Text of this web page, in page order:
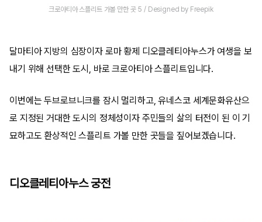
크로아티아 스플리트 가볼 만한 곳 5 / Designed by Freepik
달마티아 지방의 심장이자 로마 황제 디오클레티아누스가 여생을 보
내기 위해 선택한 도시, 바로 크로아티아 스플리트입니다.
이번에는 두브로브니크를 잠시 멀리하고, 유네스코 세계문화유산으
로 지정된 거대한 도시의 정체성이자 주민들의 삶의 터전이 된 이 기
묘하고도 환상적인 스플리트 가볼 만한 곳들을 짚어보겠습니다.
디오클레티아누스 궁전